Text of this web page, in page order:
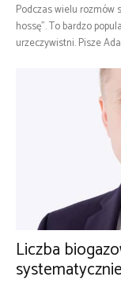
Podczas wielu rozmów
hossę”. To bardzo
urzeczywistni. Pisze
Liczba